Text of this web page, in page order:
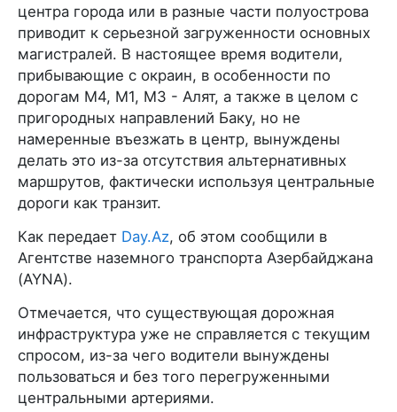
центра города или в разные части полуострова
приводит к серьезной загруженности основных
магистралей. В настоящее время водители,
прибывающие с окраин, в особенности по
дорогам M4, M1, M3 - Алят, а также в целом с
пригородных направлений Баку, но не
намеренные въезжать в центр, вынуждены
делать это из-за отсутствия альтернативных
маршрутов, фактически используя центральные
дороги как транзит.
Как передает Day.Az, об этом сообщили в
Агентстве наземного транспорта Азербайджана
(AYNA).
Отмечается, что существующая дорожная
инфраструктура уже не справляется с текущим
спросом, из-за чего водители вынуждены
пользоваться и без того перегруженными
центральными артериями.